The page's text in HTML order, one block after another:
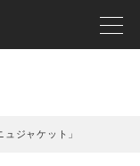
ジャケット」